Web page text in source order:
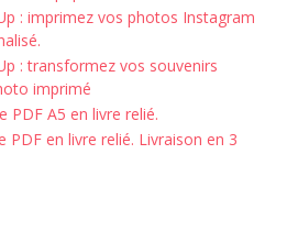
: imprimez vos photos Instagram
: transformez vos souvenirs
imprimé
PDF A5 en livre relié.
PDF en livre relié. Livraison en 3